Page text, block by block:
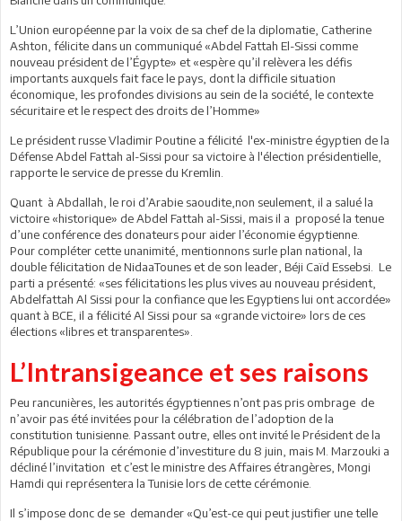
L’Union européenne par la voix de sa chef de la diplomatie, Catherine
Ashton, félicite dans un communiqué «Abdel Fattah El-Sissi comme
nouveau président de l’Égypte» et «espère qu’il relèvera les défis
importants auxquels fait face le pays, dont la difficile situation
économique, les profondes divisions au sein de la société, le contexte
sécuritaire et le respect des droits de l’Homme»
Le président russe Vladimir Poutine a félicité l'ex-ministre égyptien de la
Défense Abdel Fattah al-Sissi pour sa victoire à l'élection présidentielle,
rapporte le service de presse du Kremlin.
Quant à Abdallah, le roi d’Arabie saoudite,non seulement, il a salué la
victoire «historique» de Abdel Fattah al-Sissi, mais il a proposé la tenue
d’une conférence des donateurs pour aider l’économie égyptienne.
Pour compléter cette unanimité, mentionnons surle plan national, la
double félicitation de NidaaTounes et de son leader, Béji Caïd Essebsi. Le
parti a présenté: «ses félicitations les plus vives au nouveau président,
Abdelfattah Al Sissi pour la confiance que les Egyptiens lui ont accordée»
quant à BCE, il a félicité Al Sissi pour sa «grande victoire» lors de ces
élections «libres et transparentes».
L’Intransigeance et ses raisons
Peu rancunières, les autorités égyptiennes n’ont pas pris ombrage de
n’avoir pas été invitées pour la célébration de l’adoption de la
constitution tunisienne. Passant outre, elles ont invité le Président de la
République pour la cérémonie d’investiture du 8 juin, mais M. Marzouki a
décliné l’invitation et c’est le ministre des Affaires étrangères, Mongi
Hamdi qui représentera la Tunisie lors de cette cérémonie.
Il s’impose donc de se demander «Qu’est-ce qui peut justifier une telle